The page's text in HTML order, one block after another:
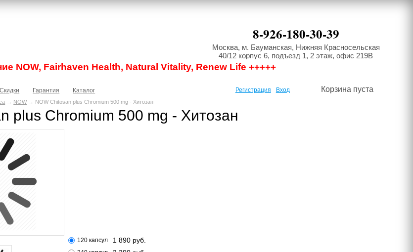
8-926-180-30-39
Москва, м. Бауманская, Нижняя Красносельская
40/12 корпус 6, подъезд 1, 2 этаж, офис 219В
NOW, Fairhaven Health, Natural Vitality, Renew Life +++++
Скидки Гарантия Каталог Корзина пуста
Регистрация Вход
→ NOW → NOW Chitosan plus Chromium 500 mg - Хитозан
plus Chromium 500 mg - Хитозан
120 капсул 1 890 руб.